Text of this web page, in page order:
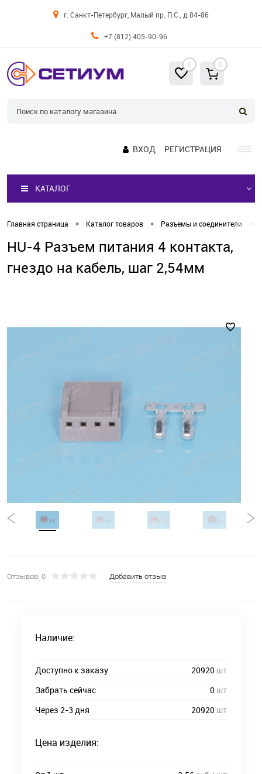
г. Санкт-Петербург, Малый пр. П.С., д 84-86
+7 (812) 405-90-96
0 0
ВХОД РЕГИСТРАЦИЯ
КАТАЛОГ
Главная страница • Каталог товаров • Разъемы и соединители
HU-4 Разъем питания 4 контакта,
гнездо на кабель, шаг 2,54мм
Отзывов: 0 Добавить отзыв
Наличие:
Доступно к заказу 20920 шт
Забрать сейчас
0 шт
Через 2-3 дня
20920 шт
Цена изделия: